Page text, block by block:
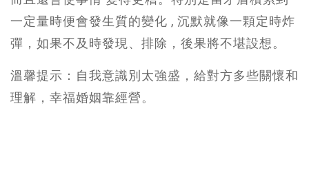
一定量時便會發生質的變化 , 沉默就像一顆定時炸
彈，如果不及時發現、排除，後果將不堪設想。
溫馨提示：自我意識別太強盛，給對方多些關懷和
理解，幸福婚姻靠經營。